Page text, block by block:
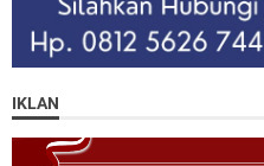
IKLAN